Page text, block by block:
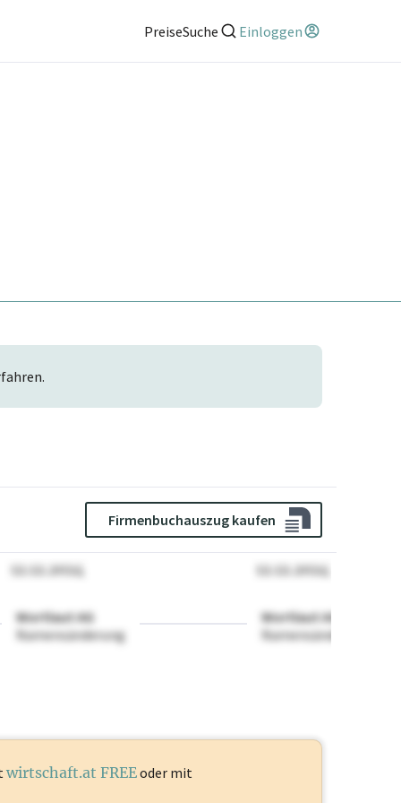
PreiseSuche Einloggen
Firmenbuchauszug kaufen
12.12.2024
Wortlaut AG
Namensänderung
12.12.2024
Wortlaut AG
Namensänderung
wirtschaft.at FREEoder mit